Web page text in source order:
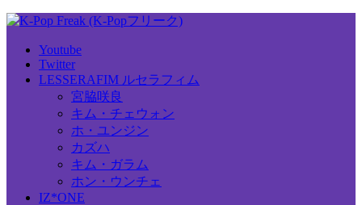
Youtube
Twitter
LESSERAFIM ルセラフィム
宮脇咲良
キム・チェウォン
ホ・ユンジン
カズハ
キム・ガラム
ホン・ウンチェ
IZ*ONE